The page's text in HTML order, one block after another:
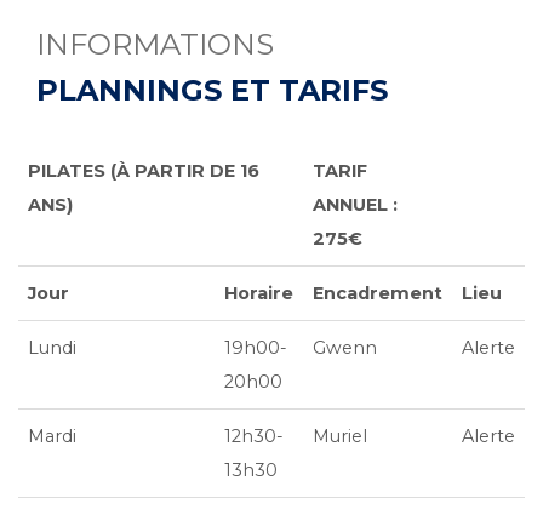
INFORMATIONS
PLANNINGS ET TARIFS
PILATES (À PARTIR DE 16
ANS)
TARIF
ANNUEL :
275€
Jour Horaire Encadrement Lieu
Lundi
19h00-
20h00
Gwenn Alerte
Mardi
12h30-
13h30
Muriel Alerte